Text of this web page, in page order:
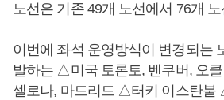
노선은 기존 49개 노선에서 76개
이번에 좌석 운영방식이 변경되는
발하는 △미국 토론토, 벤쿠버, 오
셀로나, 마드리드 △터키 이스탄불